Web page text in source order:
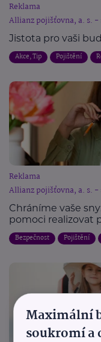
Reklama
Allianz pojišťovna, a. s. -
Jistota pro vaši
Akce, Tip Pojištění
Reklama
Allianz pojišťovna, a. s. -
Chráníme vaše
pomoci realizovat
Bezpečnost Pojištění
Maximální
soukromí a